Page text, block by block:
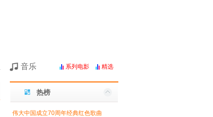
音乐 系列电影 精选
热榜
伟大中国成立70周年经典红色歌曲